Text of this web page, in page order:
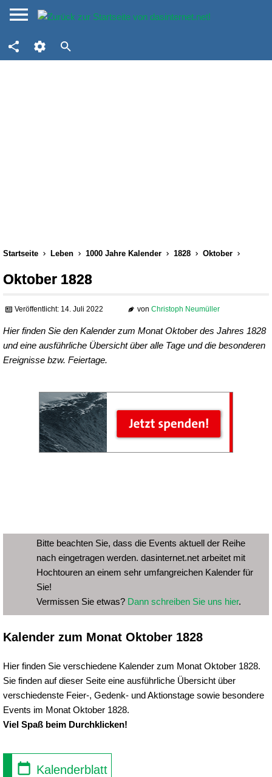
Startseite Leben 1000 Jahre Kalender 1828 Oktober
Oktober 1828
Veröffentlicht: 14. Juli 2022 von Christoph Neumüller
Hier finden Sie den Kalender zum Monat Oktober des Jahres 1828
und eine ausführliche Übersicht über alle Tage und die besonderen
Ereignisse bzw. Feiertage.
Bitte beachten Sie, dass die Events aktuell der Reihe
nach eingetragen werden. dasinternet.net arbeitet mit
Hochtouren an einem sehr umfangreichen Kalender für
Sie!
Vermissen Sie etwas? Dann schreiben Sie uns hier.
Kalender zum Monat Oktober 1828
Hier finden Sie verschiedene Kalender zum Monat Oktober 1828.
Sie finden auf dieser Seite eine ausführliche Übersicht über
verschiedenste Feier-, Gedenk- und Aktionstage sowie besondere
Events im Monat Oktober 1828.
Viel Spaß beim Durchklicken!
Kalenderblatt